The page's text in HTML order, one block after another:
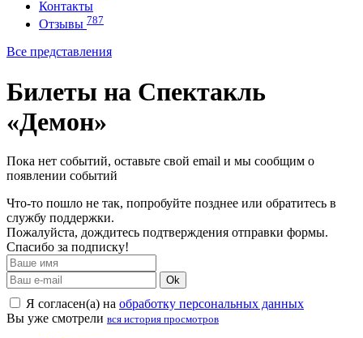
Контакты
Отзывы 787
Все представления
Билеты на Спектакль
«Демон»
Пока нет событий, оставьте свой email и мы сообщим о
появлении событий
Что-то пошло не так, попробуйте позднее или обратитесь в
службу поддержки.
Пожалуйста, дождитесь подтверждения отправки формы.
Спасибо за подписку!
Ok
Я согласен(а) на обработку персональных данных
Вы уже смотрели вся история просмотров